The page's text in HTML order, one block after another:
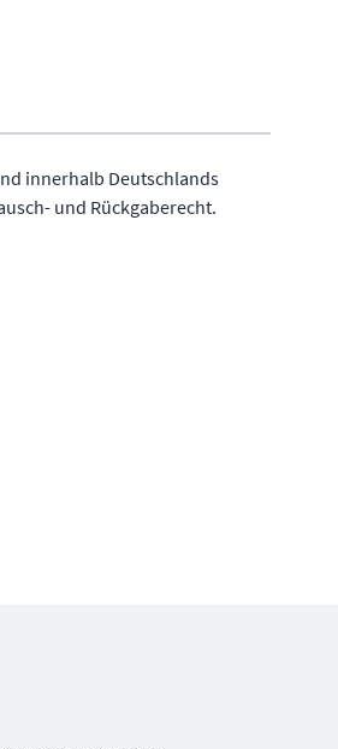
innerhalb Deutschlands
und Rückgaberecht.